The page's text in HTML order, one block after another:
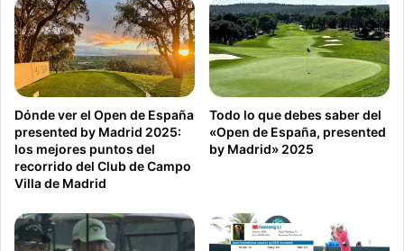
Dónde ver el Open de España
presented by Madrid 2025:
los mejores puntos del
recorrido del Club de Campo
Villa de Madrid
Todo lo que debes saber del
«Open de España, presented
by Madrid» 2025